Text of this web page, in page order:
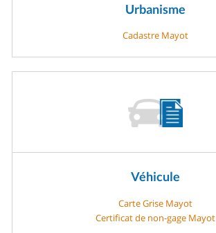
Urbanisme
Cadastre Mayot
Véhicule
Carte Grise Mayot
Certificat de non-gage Mayot